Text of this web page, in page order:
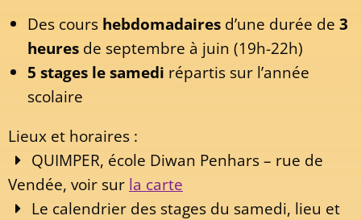
Des cours hebdomadaires d’une durée de 3
heures de septembre à juin (19h-22h)
5 stages le samedi répartis sur l’année
scolaire
Lieux et horaires :
QUIMPER, école Diwan Penhars – rue de
Vendée, voir sur la carte
Le calendrier des stages du samedi, lieu et